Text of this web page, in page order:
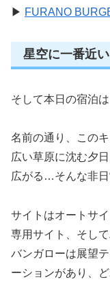
▶︎ FURANO
星空に一番近
そして本日の宿泊
名前の通り、この
広い草原に沈む夕
広がる…そんな非
サイトはオートサ
専用サイト、そし
バンガローは展望
ーションがあり、